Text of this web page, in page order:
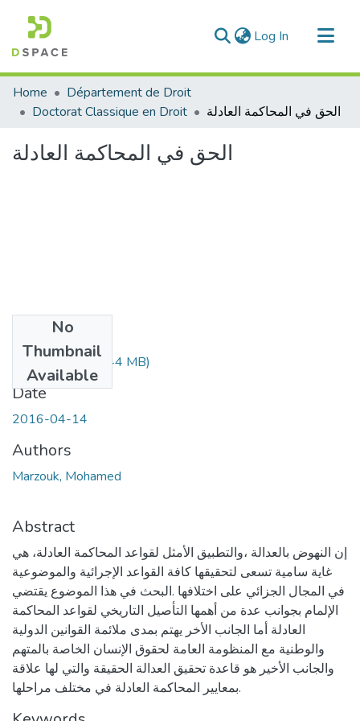
Log In (current)
Communities & Collections
All of DSpace
Home
Département de Droit
Doctorat Classique en Droit
الحق في المحاكمة العادلة
الحق في المحاكمة العادلة
No
Thumbnail
Available
Dmarzouk.pdf(1.44 MB)
Date
2016-04-14
Authors
Marzouk, Mohamed
Abstract
إن النهوض بالعدالة ،والتطبيق الأمثل لقواعد المحاكمة العادلة، هي
غاية سامية تسعى لتحقيقها كافة القواعد الإجرائية والموضوعية
في المجال الجزائي على اختلافها .البحث في هذا الموضوع يقتضي
الإلمام بجوانب عدة من أهمها التأصيل التاريخي لقواعد المحاكمة
العادلة أما الجانب الأخر يهتم بمدى ملائمة القوانين الدولية
والوطنية مع المنظومة العامة لحقوق الإنسان الخاصة بالمتهم
والجانب الأخير هو قاعدة تحقيق العدالة الحقيقة والتي لها علاقة
بمعايير المحاكمة العادلة في مختلف مراحلها.